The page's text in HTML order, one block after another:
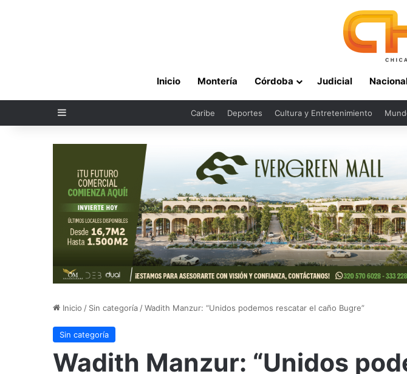
Inicio Montería Córdoba Judicial
Sidebar Caribe Deportes Cultura y Entretenimiento
Inicio / Sin categoría /Wadith Manzur: “Unidos podemos rescatar el caño Bugre”
Sin categoría
Wadith Manzur: “Unidos